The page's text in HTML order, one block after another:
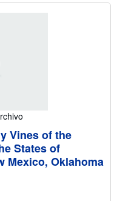
Vines of the
States of
Mexico, Oklahoma